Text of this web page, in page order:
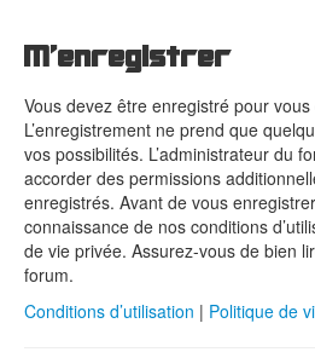
M’enregistrer
Vous devez être enregistré pour vous
L’enregistrement ne prend que
vos possibilités. L’administrateur du
accorder des permissions
enregistrés. Avant de vous
connaissance de nos conditions
de vie privée. Assurez-vous de bien
forum.
Conditions d’utilisation | Politique de